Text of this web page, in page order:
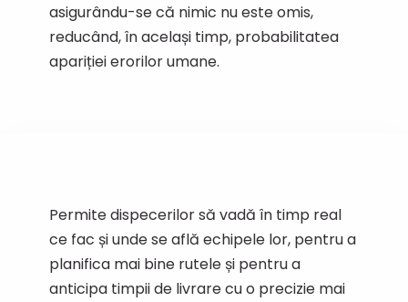
asigurându-se că nimic nu este omis,
reducând, în același timp, probabilitatea
apariției erorilor umane.
Permite dispecerilor să vadă în timp real
ce fac și unde se află echipele lor, pentru a
planifica mai bine rutele și pentru a
anticipa timpii de livrare cu o precizie mai